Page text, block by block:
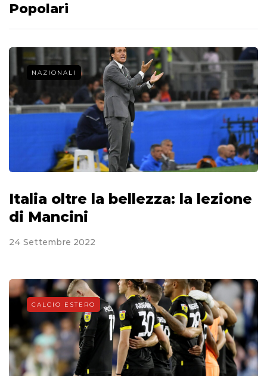
Popolari
NAZIONALI
Italia oltre la bellezza: la lezione
di Mancini
24 Settembre 2022
CALCIO ESTERO